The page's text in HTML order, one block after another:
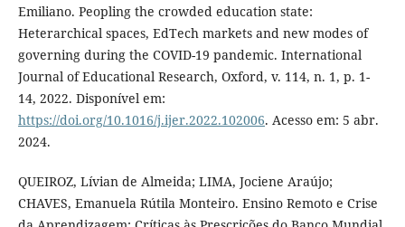
Emiliano. Peopling the crowded education state:
Heterarchical spaces, EdTech markets and new modes of
governing during the COVID-19 pandemic. International
Journal of Educational Research, Oxford, v. 114, n. 1, p. 1-
14, 2022. Disponível em:
https://doi.org/10.1016/j.ijer.2022.102006. Acesso em: 5 abr.
2024.
QUEIROZ, Lívian de Almeida; LIMA, Jociene Araújo;
CHAVES, Emanuela Rútila Monteiro. Ensino Remoto e Crise